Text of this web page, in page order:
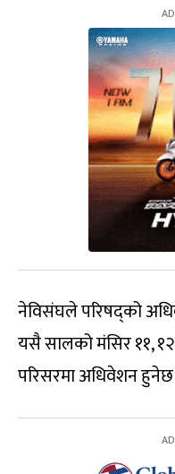
नेविसंघले परिषद्को
यसै सालको मंसिर ११, १२
परिसरमा अधिवेशन हुनेछ